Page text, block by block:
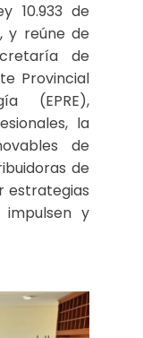
10.933 de
y reúne de
de
Provincial
(EPRE),
la
de
de
estrategias
y